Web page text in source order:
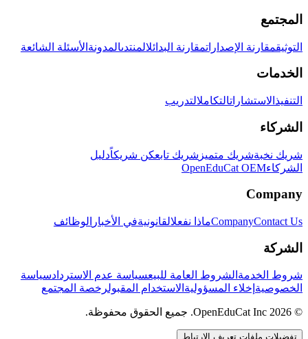
المجتمع
التوثيقمقارنة الإصداراتمقارنة البدائلالمنتدىالمدونة الأسئلة الشائعة
الخدمات
التنفيذ الاستشاراتالتكاملالتدريب
الشركاء
شريك نخبةشريك متميز شريك تابعكن شريكاًدليل
الشركاءOpenEduCat OEM
Company
CompanyContact Us ماذا نفعلالقانونيةفي الأخبار الوظائف
الشركة
شروط الخدمة الشروط العامة للبيعسياسة عدم الاستردادسياسة
الخصوصية إخلاء المسؤولية الاستخدام المقبولرخصة المجتمع
© 2026 OpenEduCat Inc. جميع الحقوق محفوظة.
تفضيلات ملفات تعريف الارتباط